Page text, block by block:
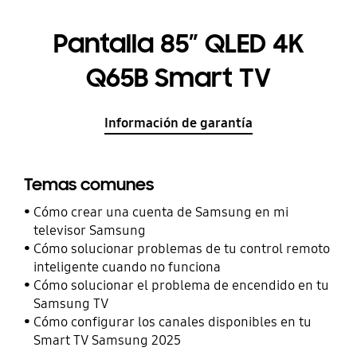
Pantalla 85” QLED 4K
Q65B Smart TV
Información de garantía
Temas comunes
Cómo crear una cuenta de Samsung en mi
televisor Samsung
Cómo solucionar problemas de tu control remoto
inteligente cuando no funciona
Cómo solucionar el problema de encendido en tu
Samsung TV
Cómo configurar los canales disponibles en tu
Smart TV Samsung 2025